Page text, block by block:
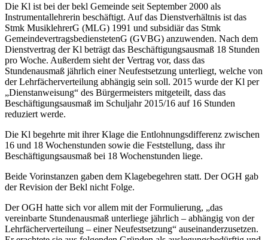
Die Kl ist bei der bekl Gemeinde seit September 2000 als
Instrumentallehrerin beschäftigt. Auf das Dienstverhältnis ist das
Stmk MusiklehrerG (MLG) 1991 und subsidiär das Stmk
GemeindevertragsbedienstetenG (GVBG) anzuwenden. Nach dem
Dienstvertrag der Kl beträgt das Beschäftigungsausmaß 18 Stunden
pro Woche. Außerdem sieht der Vertrag vor, dass das
Stundenausmaß jährlich einer Neufestsetzung unterliegt, welche von
der Lehrfächerverteilung abhängig sein soll. 2015 wurde der Kl per
„Dienstanweisung“ des Bürgermeisters mitgeteilt, dass das
Beschäftigungsausmaß im Schuljahr 2015/16 auf 16 Stunden
reduziert werde.
Die Kl begehrte mit ihrer Klage die Entlohnungsdifferenz zwischen
16 und 18 Wochenstunden sowie die Feststellung, dass ihr
Beschäftigungsausmaß bei 18 Wochenstunden liege.
Beide Vorinstanzen gaben dem Klagebegehren statt. Der OGH gab
der Revision der Bekl nicht Folge.
Der OGH hatte sich vor allem mit der Formulierung, „das
vereinbarte Stundenausmaß unterliege jährlich – abhängig von der
Lehrfächerverteilung – einer Neufestsetzung“ auseinanderzusetzen.